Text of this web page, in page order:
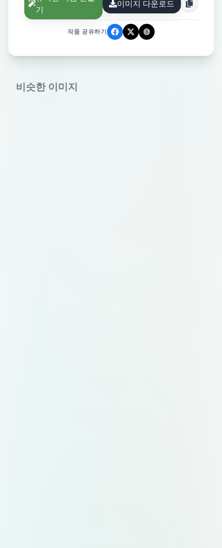
기
이미지 다운로드
작품 공유하기
비슷한 이미지